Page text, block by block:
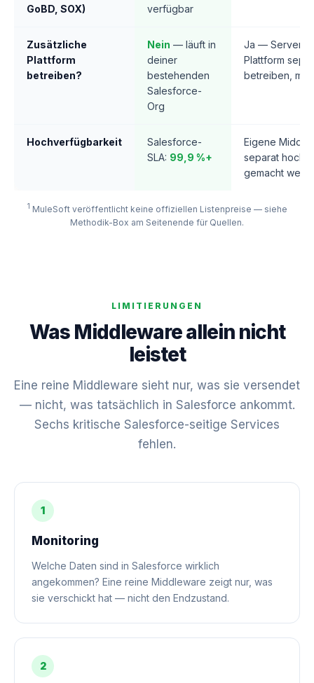
GoBD, SOX)
verfügbar
Zusätzliche
Plattform
betreiben?
Nein — läuft in
deiner
bestehenden
Salesforce-
Org
Ja — Server /
Plattform
betreiben,
Hochverfügbarkeit
Salesforce-
SLA: 99,9 %+
Eigene
separat
gemacht
1 MuleSoft veröffentlicht keine offiziellen Listenpreise — siehe
Methodik-Box am Seitenende für Quellen.
LIMITIERUNGEN
Was Middleware allein nicht
leistet
Eine reine Middleware sieht nur, was sie versendet
— nicht, was tatsächlich in Salesforce ankommt.
Sechs kritische Salesforce-seitige Services
fehlen.
1
Monitoring
Welche Daten sind in Salesforce wirklich
angekommen? Eine reine Middleware zeigt nur, was
sie verschickt hat — nicht den Endzustand.
2